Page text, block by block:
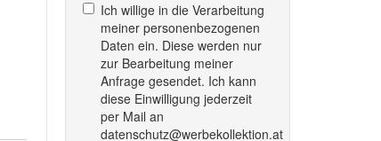
Ich willige in die Verarbeitung
meiner personenbezogenen
Daten ein. Diese werden nur
zur Bearbeitung meiner
Anfrage gesendet. Ich kann
diese Einwilligung jederzeit
per Mail an
datenschutz@werbekollektion.at